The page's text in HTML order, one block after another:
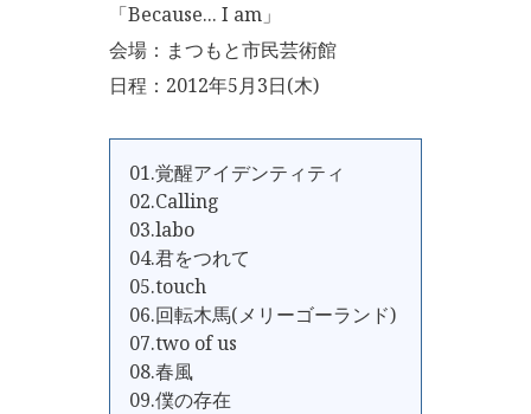
「Because... I am」
会場：まつもと市民芸術館
日程：2012年5月3日(木)
01.覚醒アイデンティティ
02.Calling
03.labo
04.君をつれて
05.touch
06.回転木馬(メリーゴーランド)
07.two of us
08.春風
09.僕の存在